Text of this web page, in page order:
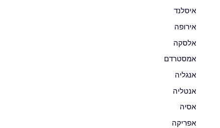
איסלנד
אירופה
אלסקה
אמסטרדם
אנגליה
אנטליה
אסיה
אפריקה